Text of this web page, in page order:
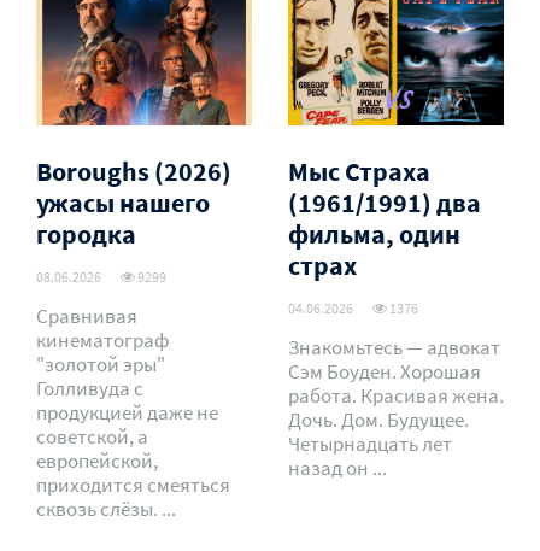
Boroughs (2026)
ужасы нашего
городка
08.06.2026 9299
Сравнивая
кинематограф
"золотой эры"
Голливуда с
продукцией даже не
советской, а
европейской,
приходится смеяться
сквозь слёзы. ...
Мыс Страха
(1961/1991) два
фильма, один
страх
04.06.2026 1376
Знакомьтесь — адвокат
Сэм Боуден. Хорошая
работа. Красивая жена.
Дочь. Дом. Будущее.
Четырнадцать лет
назад он ...